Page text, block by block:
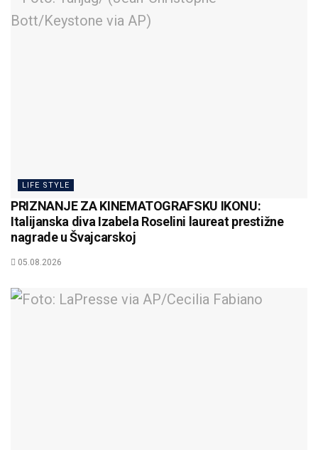
LIFE STYLE
PRIZNANJE ZA KINEMATOGRAFSKU IKONU:
Italijanska diva Izabela Roselini laureat prestižne
nagrade u Švajcarskoj
05.08.2026